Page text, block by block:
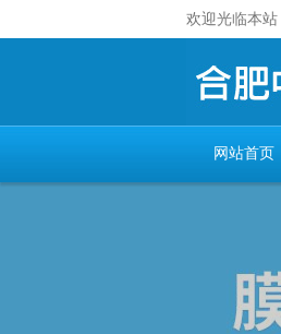
欢迎光临本站
网站首页